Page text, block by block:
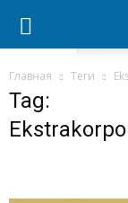
Главная Теги
Tag: